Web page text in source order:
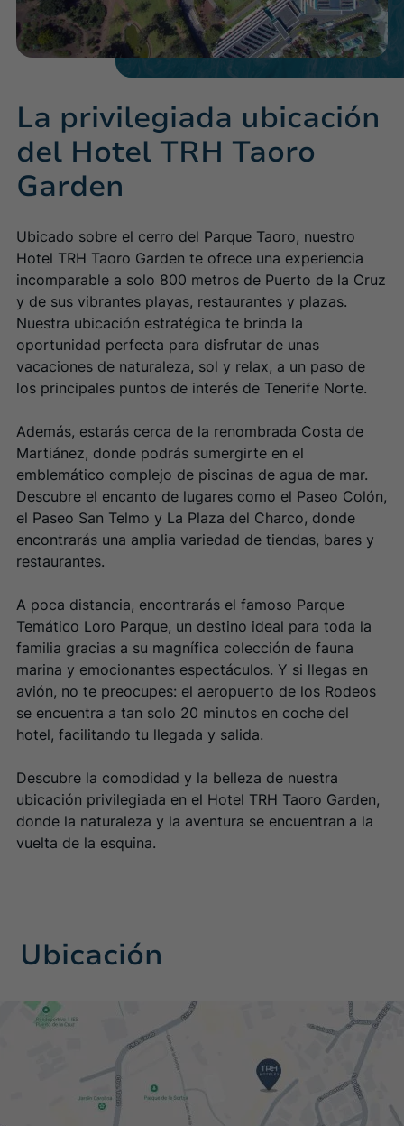
La privilegiada ubicación
del Hotel TRH Taoro
Garden
Ubicado sobre el cerro del Parque Taoro, nuestro
Hotel TRH Taoro Garden te ofrece una experiencia
incomparable a solo 800 metros de Puerto de la Cruz
y de sus vibrantes playas, restaurantes y plazas.
Nuestra ubicación estratégica te brinda la
oportunidad perfecta para disfrutar de unas
vacaciones de naturaleza, sol y relax, a un paso de
los principales puntos de interés de Tenerife Norte.
Además, estarás cerca de la renombrada Costa de
Martiánez, donde podrás sumergirte en el
emblemático complejo de piscinas de agua de mar.
Descubre el encanto de lugares como el Paseo Colón,
el Paseo San Telmo y La Plaza del Charco, donde
encontrarás una amplia variedad de tiendas, bares y
restaurantes.
A poca distancia, encontrarás el famoso Parque
Temático Loro Parque, un destino ideal para toda la
familia gracias a su magnífica colección de fauna
marina y emocionantes espectáculos. Y si llegas en
avión, no te preocupes: el aeropuerto de los Rodeos
se encuentra a tan solo 20 minutos en coche del
hotel, facilitando tu llegada y salida.
Descubre la comodidad y la belleza de nuestra
ubicación privilegiada en el Hotel TRH Taoro Garden,
donde la naturaleza y la aventura se encuentran a la
vuelta de la esquina.
Ubicación